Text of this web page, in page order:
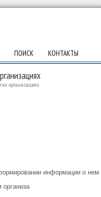
ПОИСК КОНТАКТЫ
организациях
информации о нем